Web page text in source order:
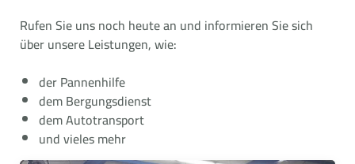
Rufen Sie uns noch heute an und informieren Sie sich
über unsere Leistungen, wie:
der Pannenhilfe
dem Bergungsdienst
dem Autotransport
und vieles mehr